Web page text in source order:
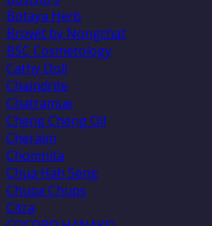
Botaya Herb
Browit by Nongchat
BSC Cosmetology
Cathy Doll
Chaindrite
Chatramue
Cheng Cheng Oil
Cheraim
Chomnita
Chua Hah Seng
Chupa Chups
Citra